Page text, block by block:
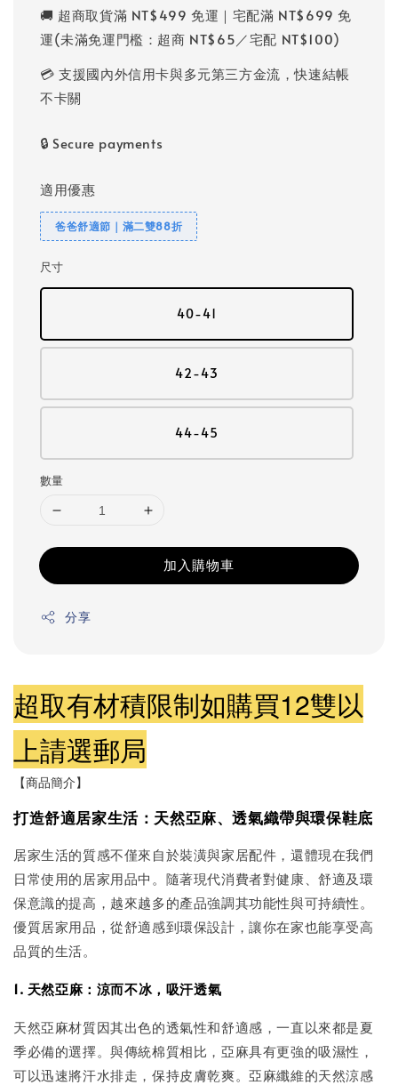
🚚 超商取貨滿 NT$499 免運｜宅配滿 NT$699 免
運(未滿免運門檻：超商 NT$65／宅配 NT$100)
💳 支援國內外信用卡與多元第三方金流，快速結帳
不卡關
🔒 Secure payments
適用優惠
爸爸舒適節｜滿二雙88折
尺寸
40-41
42-43
44-45
數量
加入購物車
分享
超取有材積限制如購買12雙以
上請選郵局
【商品簡介】
打造舒適居家生活：天然亞麻、透氣織帶與環保鞋底
居家生活的質感不僅來自於裝潢與家居配件，還體現在我們
日常使用的居家用品中。隨著現代消費者對健康、舒適及環
保意識的提高，越來越多的產品強調其功能性與可持續性。
優質居家用品，從舒適感到環保設計，讓你在家也能享受高
品質的生活。
1. 天然亞麻：涼而不冰，吸汗透氣
天然亞麻材質因其出色的透氣性和舒適感，一直以來都是夏
季必備的選擇。與傳統棉質相比，亞麻具有更強的吸濕性，
可以迅速將汗水排走，保持皮膚乾爽。亞麻纖維的天然涼感